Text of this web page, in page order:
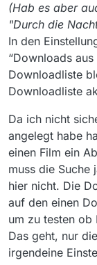
(Hab es aber
"Durch die
In den
“Downloads
Downloadliste
Downloadliste
Da ich nicht
angelegt habe
einen Film ein
muss die Suche
hier nicht. Die
auf den einen
um zu testen
Das geht, nur
irgendeine